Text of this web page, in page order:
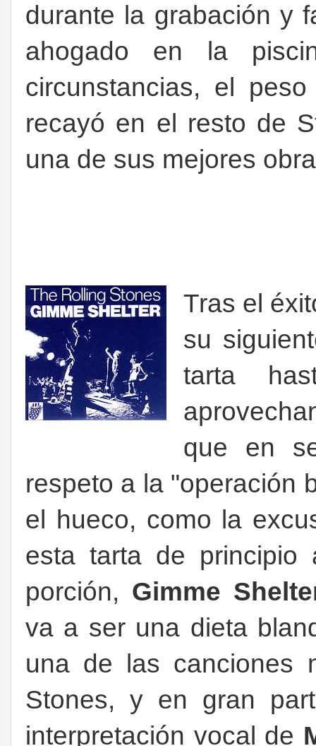
durante la grabación y
ahogado en la
circunstancias, el
recayó en el resto de
una de sus mejores
Tras el
su
tarta
que en
respeto a la "operación
el hueco, como la
esta tarta de
porción, Gimme
va a ser una dieta
una de las canciones
Stones, y en gran
interpretación vocal de